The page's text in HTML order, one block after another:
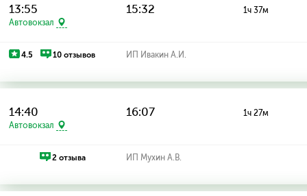
13:55
Автовокзал
15:32 1ч 37м
4.5 10 отзывов ИП Ивакин А.И.
14:40
Автовокзал
16:07 1ч 27м
2 отзыва ИП Мухин А.В.